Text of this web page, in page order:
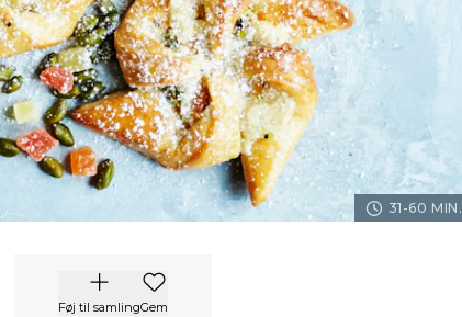
31-60 MIN.
Føj til samlingGem